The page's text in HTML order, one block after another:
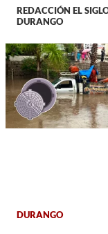
REDACCIÓN EL
DURANGO
DURANGO